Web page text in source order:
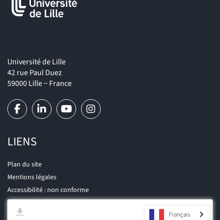
Formation)
Université de Lille
42 rue Paul Duez
59000 Lille − France
LIENS
Plan du site
Mentions légales
Accessibilité : non conforme
Français